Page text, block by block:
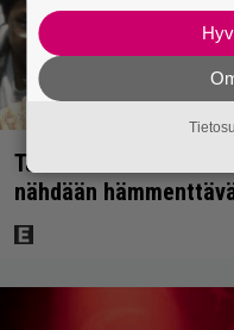
Tänään tv:ssä:
nähdään